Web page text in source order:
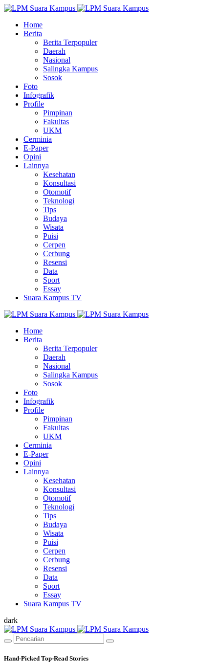
Home
Berita
Berita Terpopuler
Daerah
Nasional
Salingka Kampus
Sosok
Foto
Infografik
Profile
Pimpinan
Fakultas
UKM
Cerminia
E-Paper
Opini
Lainnya
Kesehatan
Konsultasi
Otomotif
Teknologi
Tips
Budaya
Wisata
Puisi
Cerpen
Cerbung
Resensi
Data
Sport
Essay
Suara Kampus TV
Home
Berita
Berita Terpopuler
Daerah
Nasional
Salingka Kampus
Sosok
Foto
Infografik
Profile
Pimpinan
Fakultas
UKM
Cerminia
E-Paper
Opini
Lainnya
Kesehatan
Konsultasi
Otomotif
Teknologi
Tips
Budaya
Wisata
Puisi
Cerpen
Cerbung
Resensi
Data
Sport
Essay
Suara Kampus TV
dark
Hand-Picked Top-Read Stories